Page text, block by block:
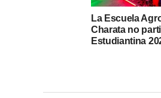
La Escuela
Charata no
Estudiantina